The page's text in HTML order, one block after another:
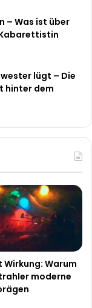
– Was ist über
lügt – Die
hinter dem
Wirkung: Warum
moderne